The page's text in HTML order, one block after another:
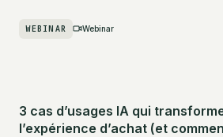
WEBINAR Webinar
3 cas d’usages IA qui
l’expérience d’achat (et